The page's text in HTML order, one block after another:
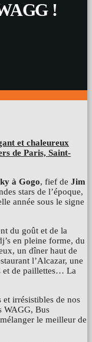
!
et chaleureux
de Paris, Saint-
à Gogo, fief de Jim
stars de l’époque,
année sous le signe
du goût et de la
en pleine forme, du
un dîner haut de
l’Alcazar, une
et de paillettes… La
irrésistibles de nos
WAGG, Bus
le meilleur de